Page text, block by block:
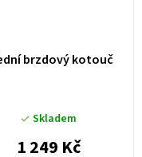
brzdový kotouč
Skladem
1 249 Kč